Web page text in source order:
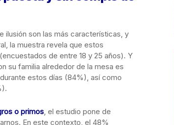
ilusión son las más características, y
la muestra revela que estos
de entre 18 y 25 años). Y
su familia alrededor de la mesa es
estos días (84%), así como
o primos, el estudio pone de
En este contexto, el 48%